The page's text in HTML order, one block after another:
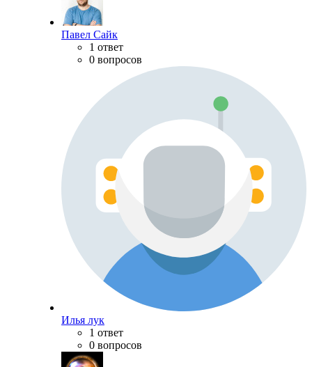
Павел Сайк
1 ответ
0 вопросов
Илья лук
1 ответ
0 вопросов